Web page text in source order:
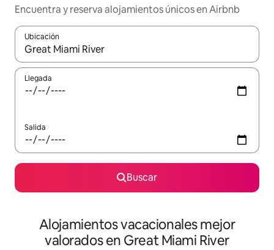
Encuentra y reserva alojamientos únicos en Airbnb
Ubicación
Cuando los resultados estén disponibles, navega con las
Llegada
Salida
Buscar
Alojamientos vacacionales mejor
valorados en Great Miami River